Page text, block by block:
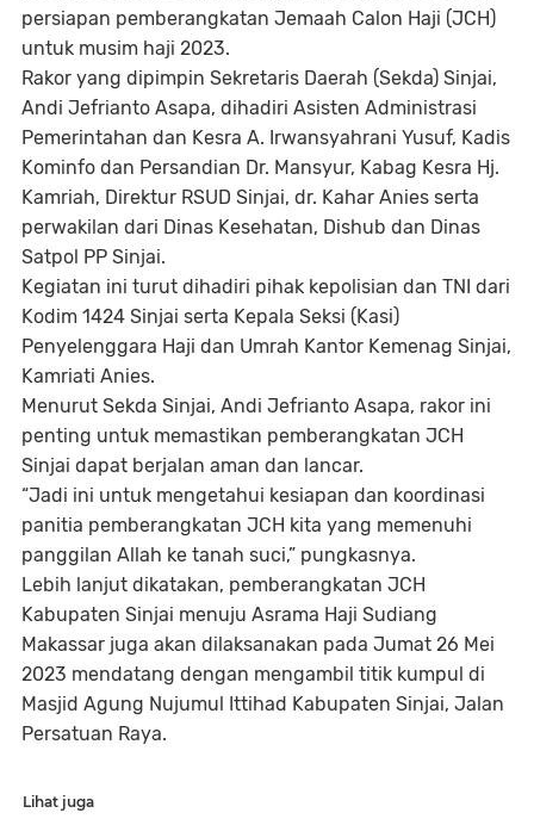
persiapan pemberangkatan Jemaah Calon Haji (JCH)
untuk musim haji 2023.
Rakor yang dipimpin Sekretaris Daerah (Sekda) Sinjai,
Andi Jefrianto Asapa, dihadiri Asisten Administrasi
Pemerintahan dan Kesra A. Irwansyahrani Yusuf, Kadis
Kominfo dan Persandian Dr. Mansyur, Kabag Kesra Hj.
Kamriah, Direktur RSUD Sinjai, dr. Kahar Anies serta
perwakilan dari Dinas Kesehatan, Dishub dan Dinas
Satpol PP Sinjai.
Kegiatan ini turut dihadiri pihak kepolisian dan TNI dari
Kodim 1424 Sinjai serta Kepala Seksi (Kasi)
Penyelenggara Haji dan Umrah Kantor Kemenag Sinjai,
Kamriati Anies.
Menurut Sekda Sinjai, Andi Jefrianto Asapa, rakor ini
penting untuk memastikan pemberangkatan JCH
Sinjai dapat berjalan aman dan lancar.
“Jadi ini untuk mengetahui kesiapan dan koordinasi
panitia pemberangkatan JCH kita yang memenuhi
panggilan Allah ke tanah suci,” pungkasnya.
Lebih lanjut dikatakan, pemberangkatan JCH
Kabupaten Sinjai menuju Asrama Haji Sudiang
Makassar juga akan dilaksanakan pada Jumat 26 Mei
2023 mendatang dengan mengambil titik kumpul di
Masjid Agung Nujumul Ittihad Kabupaten Sinjai, Jalan
Persatuan Raya.
Lihat juga